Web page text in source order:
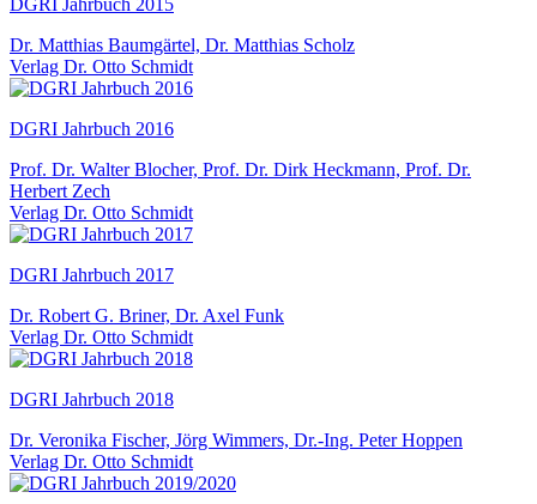
DGRI Jahrbuch 2015
Dr. Matthias Baumgärtel, Dr. Matthias Scholz
Verlag Dr. Otto Schmidt
DGRI Jahrbuch 2016
Prof. Dr. Walter Blocher, Prof. Dr. Dirk Heckmann, Prof. Dr.
Herbert Zech
Verlag Dr. Otto Schmidt
DGRI Jahrbuch 2017
Dr. Robert G. Briner, Dr. Axel Funk
Verlag Dr. Otto Schmidt
DGRI Jahrbuch 2018
Dr. Veronika Fischer, Jörg Wimmers, Dr.-Ing. Peter Hoppen
Verlag Dr. Otto Schmidt